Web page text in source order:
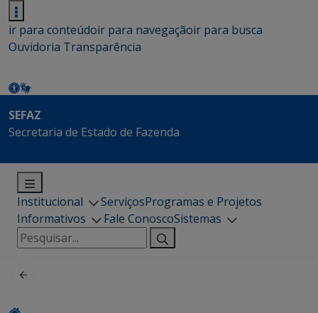
ir para conteúdoir para navegaçãoir para busca
Ouvidoria Transparência
SEFAZ
Secretaria de Estado de Fazenda
Institucional ServiçosProgramas e Projetos
Informativos
Fale ConoscoSistemas
Pesquisar
por: